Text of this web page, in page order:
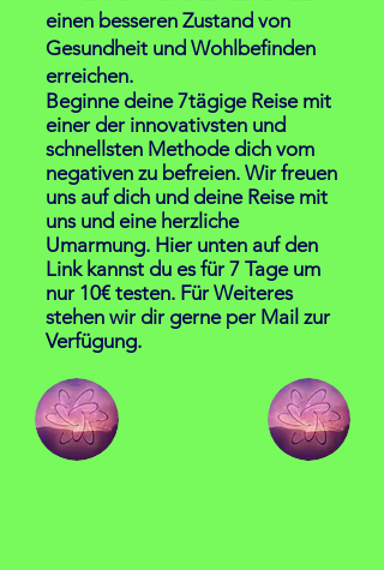
einen besseren Zustand von
Gesundheit und Wohlbefinden
erreichen.
Beginne deine 7tägige Reise mit
einer der innovativsten und
schnellsten Methode dich vom
negativen zu befreien. Wir freuen
uns auf dich und deine Reise mit
uns und eine herzliche
Umarmung. Hier unten auf den
Link kannst du es für 7 Tage um
nur 10€ testen. Für Weiteres
stehen wir dir gerne per Mail zur
Verfügung.